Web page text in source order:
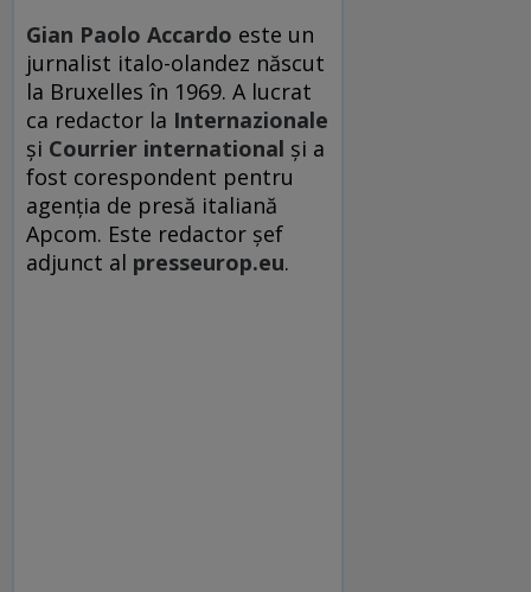
Gian Paolo Accardo este un
jurnalist italo-olandez născut
la Bruxelles în 1969. A lucrat
ca redactor la Internazionale
şi Courrier international şi a
fost corespondent pentru
agenţia de presă italiană
Apcom. Este redactor şef
adjunct al presseurop.eu.